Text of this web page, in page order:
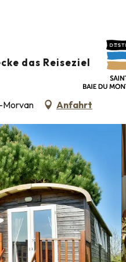
das Reiseziel
Morvan Anfahrt